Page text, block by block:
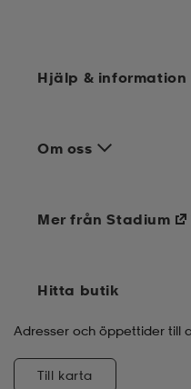
Hjälp & information
Om oss
Mer från Stadium
Hitta butik
Adresser och öppettider till
Till karta